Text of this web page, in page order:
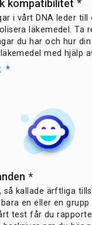
kompatibilitet *
i vårt DNA leder
läkemedel. Ta
du har och hur
med hjälp
*
*
så kallade ärftliga
en eller en grupp
test får du